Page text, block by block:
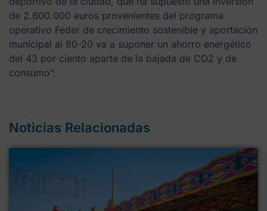
de 2.600.000 euros provenientes del programa
operativo Feder de crecimiento sostenible y aportación
municipal al 80-20 va a suponer un ahorro energético
del 43 por ciento aparte de la bajada de CO2 y de
consumo”.
Noticias Relacionadas